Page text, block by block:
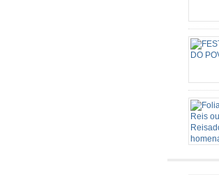
de
Este
grande
de
o
rota